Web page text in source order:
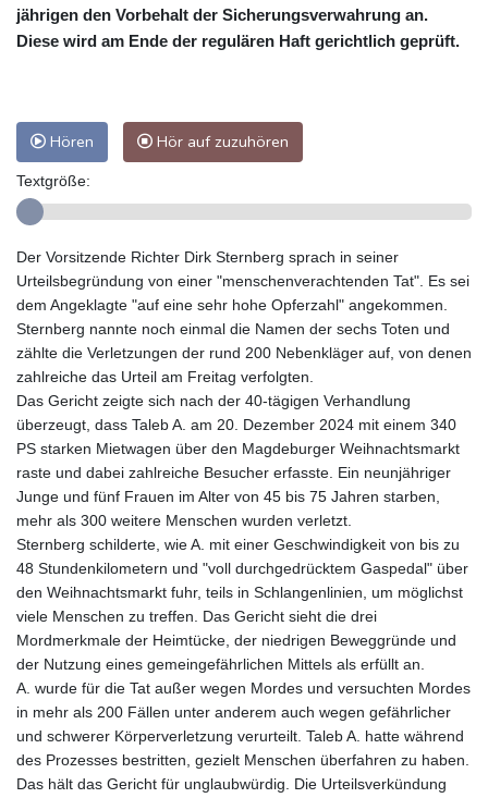
jährigen den Vorbehalt der Sicherungsverwahrung an.
Diese wird am Ende der regulären Haft gerichtlich geprüft.
Hören Hör auf zuzuhören
Textgröße:
Der Vorsitzende Richter Dirk Sternberg sprach in seiner
Urteilsbegründung von einer "menschenverachtenden Tat". Es sei
dem Angeklagte "auf eine sehr hohe Opferzahl" angekommen.
Sternberg nannte noch einmal die Namen der sechs Toten und
zählte die Verletzungen der rund 200 Nebenkläger auf, von denen
zahlreiche das Urteil am Freitag verfolgten.
Das Gericht zeigte sich nach der 40-tägigen Verhandlung
überzeugt, dass Taleb A. am 20. Dezember 2024 mit einem 340
PS starken Mietwagen über den Magdeburger Weihnachtsmarkt
raste und dabei zahlreiche Besucher erfasste. Ein neunjähriger
Junge und fünf Frauen im Alter von 45 bis 75 Jahren starben,
mehr als 300 weitere Menschen wurden verletzt.
Sternberg schilderte, wie A. mit einer Geschwindigkeit von bis zu
48 Stundenkilometern und "voll durchgedrücktem Gaspedal" über
den Weihnachtsmarkt fuhr, teils in Schlangenlinien, um möglichst
viele Menschen zu treffen. Das Gericht sieht die drei
Mordmerkmale der Heimtücke, der niedrigen Beweggründe und
der Nutzung eines gemeingefährlichen Mittels als erfüllt an.
A. wurde für die Tat außer wegen Mordes und versuchten Mordes
in mehr als 200 Fällen unter anderem auch wegen gefährlicher
und schwerer Körperverletzung verurteilt. Taleb A. hatte während
des Prozesses bestritten, gezielt Menschen überfahren zu haben.
Das hält das Gericht für unglaubwürdig. Die Urteilsverkündung